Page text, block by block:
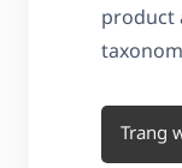
product
Trang